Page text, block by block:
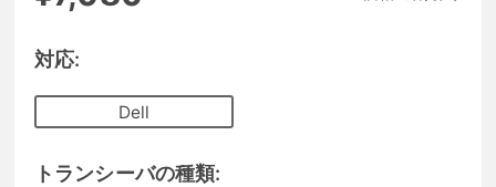
対応:
Dell
トランシーバの種類: